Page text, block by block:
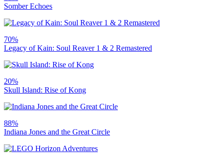
Somber Echoes
70%
Legacy of Kain: Soul Reaver 1 & 2 Remastered
20%
Skull Island: Rise of Kong
88%
Indiana Jones and the Great Circle